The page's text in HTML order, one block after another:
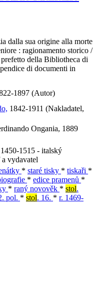
dalla sua origine alla morte
: ragionamento storico /
della Bibliotheca di
di documenti in
1897 (Autor)
1842-1911 (Nakladatel,
Ongania, 1889
1515 - italský
vydavatel
* staré tisky * tiskaři *
* edice pramenů *
* raný novověk * stol.
pol. * stol. 16. * r. 1469-